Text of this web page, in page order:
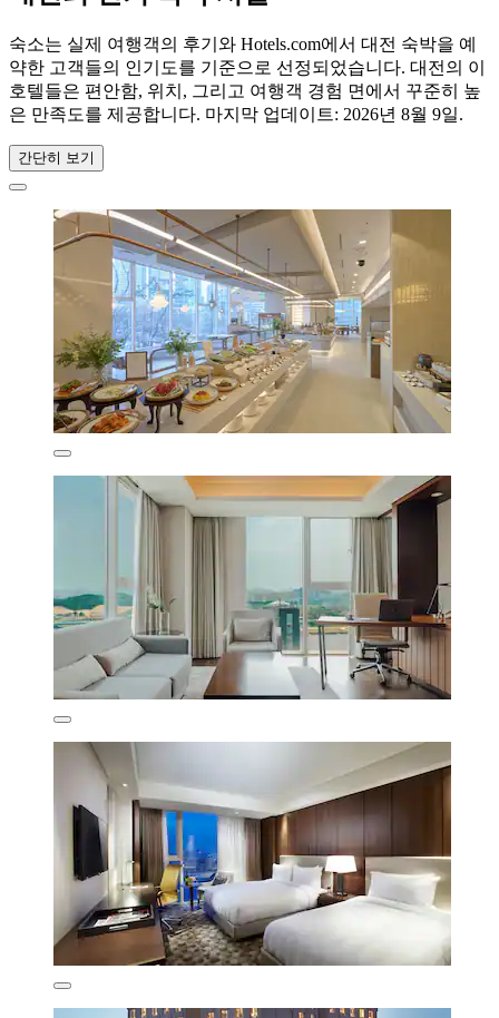
숙소는 실제 여행객의 후기와 Hotels.com에서 대전 숙박을 예
약한 고객들의 인기도를 기준으로 선정되었습니다. 대전의 이
호텔들은 편안함, 위치, 그리고 여행객 경험 면에서 꾸준히 높
은 만족도를 제공합니다. 마지막 업데이트: 2026년 8월 9일.
간단히 보기